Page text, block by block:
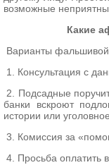
возможные
Какие
Варианты
1. Консультация с
2. Подсадные
банки вскроют
истории или
3. Комиссия за
4. Просьба оплатить